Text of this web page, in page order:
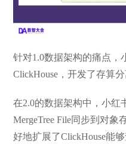
针对1.0数据架构的痛点，
ClickHouse，开发了存算分
在2.0的数据架构中，小红
MergeTree File同步到对象
好地扩展了ClickHouse能